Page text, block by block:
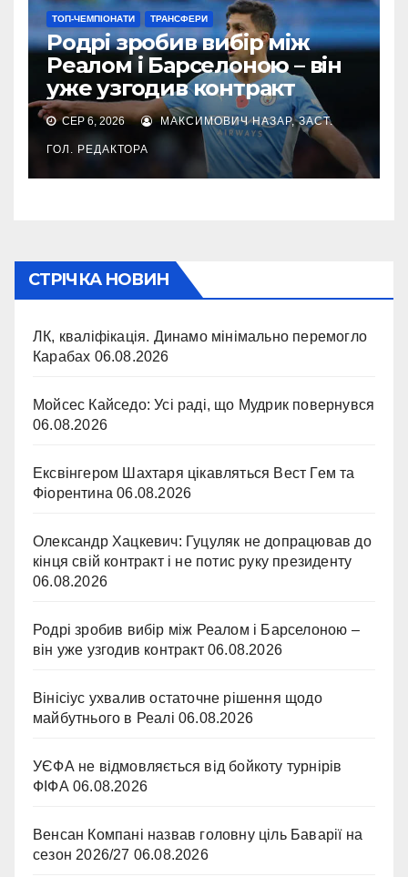
ТОП-ЧЕМПІОНАТИ ТРАНСФЕРИ
Родрі зробив вибір між
Реалом і Барселоною – він
уже узгодив контракт
СЕР 6, 2026 МАКСИМОВИЧ НАЗАР, ЗАСТ.
ГОЛ. РЕДАКТОРА
СТРІЧКА НОВИН
ЛК, кваліфікація. Динамо мінімально перемогло
Карабах 06.08.2026
Мойсес Кайседо: Усі раді, що Мудрик повернувся
06.08.2026
Ексвінгером Шахтаря цікавляться Вест Гем та
Фіорентина 06.08.2026
Олександр Хацкевич: Гуцуляк не допрацював до
кінця свій контракт і не потис руку президенту
06.08.2026
Родрі зробив вибір між Реалом і Барселоною –
він уже узгодив контракт 06.08.2026
Вінісіус ухвалив остаточне рішення щодо
майбутнього в Реалі 06.08.2026
УЄФА не відмовляється від бойкоту турнірів
ФІФА 06.08.2026
Венсан Компані назвав головну ціль Баварії на
сезон 2026/27 06.08.2026